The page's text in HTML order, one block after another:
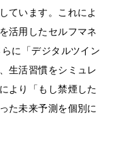
ています。これによ
活用したセルフマネ
に「デジタルツイン
生活習慣をシミュレ
より「もし禁煙した
た未来予測を個別に